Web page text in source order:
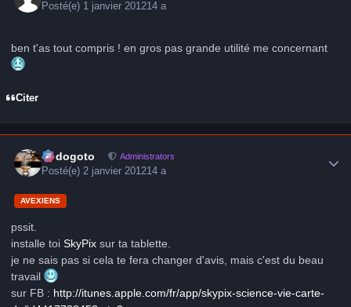
Posté(e) 1 janvier 201214 a
ben t'as tout compris ! en gros pas grande utilité me concernant
Citer
frédogoto Administrators
Posté(e)2 janvier 201214 a
AVEXIENS
pssit.
installe toi SkyPix sur ta tablette.
je ne sais pas si cela te fera changer d'avis, mais c'est du beau
travail
sur FB : http://itunes.apple.com/fr/app/skypix-science-vie-carte-